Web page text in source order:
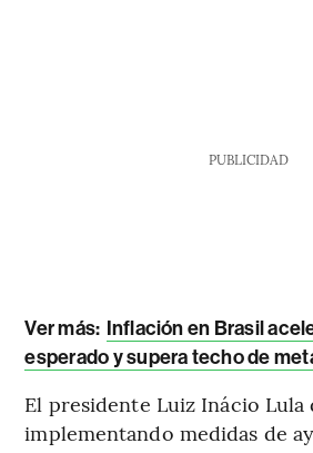
PUBLICIDAD
Ver más: Inflación en Brasil
esperado y supera techo de
El presidente Luiz Inácio Lula
implementando medidas de